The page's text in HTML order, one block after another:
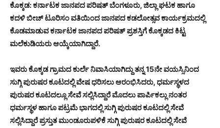
ಕೊಕ್ಕಡ: ಕರ್ನಾಟಕ ಜಾನಪದ ಪರಿಷತ್ ಬೆಂಗಳೂರು, ಜಿಲ್ಲಾ ಘಟಕ ಹಾಗೂ
ಕದಳಿ ಬೀಚ್ ಟೂರಿಸಂ ವತಿಯಿಂದ ಜಾನಪದ ಕಡಲೋತ್ಸವ ಕಾರ್ಯಕ್ರಮದಲ್ಲಿ
ಕೊಡಮಾಡುವ ಕರ್ನಾಟಕ ಜಾನಪದ ಪರಿಷತ್ ಪ್ರಶಸ್ತಿಗೆ ಕೊಕ್ಕಡದ ಕಿಟ್ಟ
ಮಲೆಕುಡಿಯರು ಆಯ್ಕೆಯಾಗಿದ್ದಾರೆ.
ಇವರು ಕೊಕ್ಕಡ ಗ್ರಾಮದ ಕುರ್ಲೆ ನಿವಾಸಿಯಾಗಿದ್ದು ತನ್ನ 15ನೇ ವಯಸ್ಸಿನಿಂದ
ಸುಗ್ಗಿ ಪುರುಷರ ಕೂಟದಲ್ಲಿ ವೇಷ ಧರಿಸಲು ಆರಂಭಿಸಿದರು, ಧರ್ಮಸ್ಥಳದ
ಪುರುಷರ ಕೂಟದಲ್ಲೂ ಸೇವೆ ಸಲ್ಲಿಸಿದ್ದಾರೆ ಮೊದಲು ಪಾರ್ಪಿಕಲ್ಲು ನಂತರ
ಧರ್ಮಸ್ಥಳ ಹಾಗೂ ಪಟ್ರಮೆ ಭಾಗದಲ್ಲಿ ಸುಗ್ಗಿ ಪುರುಷರ ಕೂಟದಲ್ಲಿ ಸೇವೆ
ಸಲ್ಲಿಸಿದ್ದಾರೆ ಪ್ರಸ್ತುತ ಮುಂಡೂರುಪಳಿಕೆ ಸುಗ್ಗಿ ಪುರುಷರ ಕೂಟದಲ್ಲಿ ಸೇವೆ